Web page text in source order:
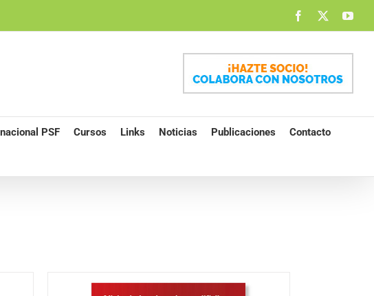
Facebook
PSF Cursos Links Noticias Publicaciones Contacto